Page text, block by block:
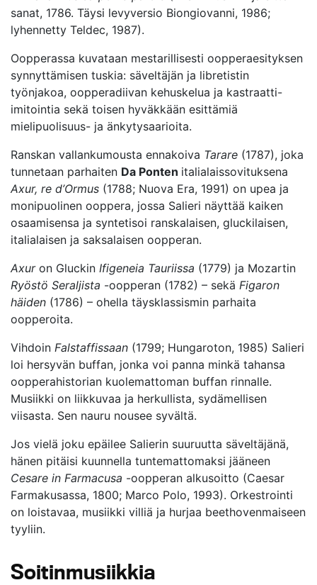
sanat, 1786. Täysi levyversio Biongiovanni, 1986;
lyhennetty Teldec, 1987).
Oopperassa kuvataan mestarillisesti oopperaesityksen
synnyttämisen tuskia: säveltäjän ja libretistin
työnjakoa, oopperadiivan kehuskelua ja kastraatti-
imitointia sekä toisen hyväkkään esittämiä
mielipuolisuus- ja änkytysaarioita.
Ranskan vallankumousta ennakoiva Tarare (1787), joka
tunnetaan parhaiten Da Ponten italialaissovituksena
Axur, re d’Ormus (1788; Nuova Era, 1991) on upea ja
monipuolinen ooppera, jossa Salieri näyttää kaiken
osaamisensa ja syntetisoi ranskalaisen, gluckilaisen,
italialaisen ja saksalaisen oopperan.
Axur on Gluckin Ifigeneia Tauriissa (1779) ja Mozartin
Ryöstö Seraljista -oopperan (1782) – sekä Figaron
häiden (1786) – ohella täysklassismin parhaita
oopperoita.
Vihdoin Falstaffissaan (1799; Hungaroton, 1985) Salieri
loi hersyvän buffan, jonka voi panna minkä tahansa
oopperahistorian kuolemattoman buffan rinnalle.
Musiikki on liikkuvaa ja herkullista, sydämellisen
viisasta. Sen nauru nousee syvältä.
Jos vielä joku epäilee Salierin suuruutta säveltäjänä,
hänen pitäisi kuunnella tuntemattomaksi jääneen
Cesare in Farmacusa -oopperan alkusoitto (Caesar
Farmakusassa, 1800; Marco Polo, 1993). Orkestrointi
on loistavaa, musiikki villiä ja hurjaa beethovenmaiseen
tyyliin.
Soitinmusiikkia